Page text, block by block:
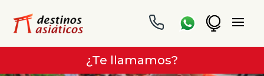
¿Te llamamos?